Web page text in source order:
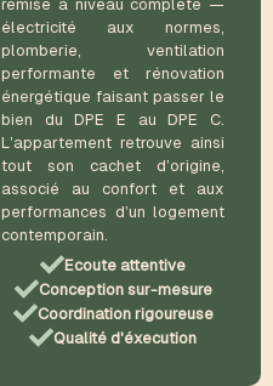
remise à niveau complète —
électricité aux normes,
plomberie, ventilation
performante et rénovation
énergétique faisant passer le
bien du DPE E au DPE C.
L’appartement retrouve ainsi
tout son cachet d’origine,
associé au confort et aux
performances d’un logement
contemporain.
Ecoute attentive
Conception sur-mesure
Coordination rigoureuse
Qualité d'éxecution